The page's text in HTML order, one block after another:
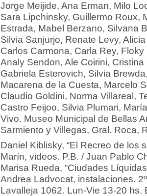
Jorge Meijide, Ana Erman, Milo
Sara Lipchinsky, Guillermo Roux,
Estrada, Mabel Berzano, Silvana
Silvia Sanjurjo, Renate Levy,
Carlos Carmona, Carla Rey,
Analy Sendon, Ale Coirini,
Gabriela Esterovich, Silvia
Macarena de la Cuesta, Marcelo
Claudio Goldini, Norma Villareal,
Castro Feijoo, Silvia Plumari,
Vivo. Museo Municipal de Bellas
Sarmiento y Villegas, Gral. Roca,
Daniel Kiblisky, “El Recreo de los
Marín, videos. P.B. / Juan Pablo
Marisa Rueda, “Ciudades
Andrea Ladvocat, instalaciones.
Lavalleja 1062. Lun-Vie 13-20 hs.